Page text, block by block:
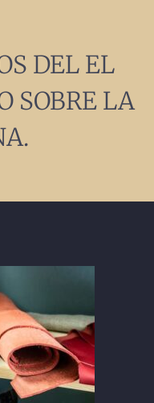
DEL EL
SOBRE LA